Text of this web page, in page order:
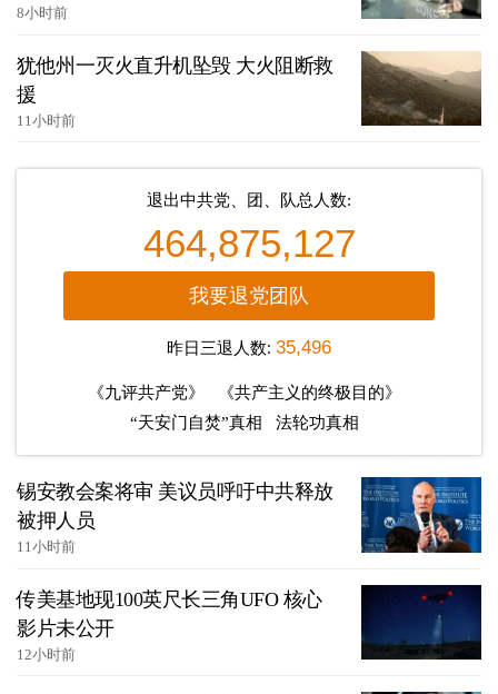
8小时前
犹他州一灭火直升机坠毁 大火阻断救
援
11小时前
退出中共党、团、队总人数:
464,875,127
我要退党团队
昨日三退人数: 35,496
《九评共产党》
《共产主义的终极目的》
“天安门自焚”真相
法轮功真相
锡安教会案将审 美议员呼吁中共释放
被押人员
11小时前
传美基地现100英尺长三角UFO 核心
影片未公开
12小时前